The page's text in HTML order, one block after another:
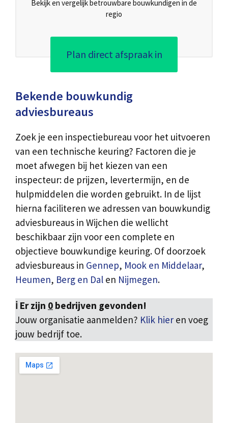
Bekijk en vergelijk betrouwbare bouwkundigen in de
regio
Plan direct afspraak in
Bekende bouwkundig
adviesbureaus
Zoek je een inspectiebureau voor het uitvoeren
van een technische keuring? Factoren die je
moet afwegen bij het kiezen van een
inspecteur: de prijzen, levertermijn, en de
hulpmiddelen die worden gebruikt. In de lijst
hierna faciliteren we adressen van bouwkundig
adviesbureaus in Wijchen die wellicht
beschikbaar zijn voor een complete en
objectieve bouwkundige keuring. Of doorzoek
adviesbureaus in Gennep, Mook en Middelaar,
Heumen, Berg en Dal en Nijmegen.
ℹ️ Er zijn 0 bedrijven gevonden!
Jouw organisatie aanmelden? Klik hier en voeg
jouw bedrijf toe.